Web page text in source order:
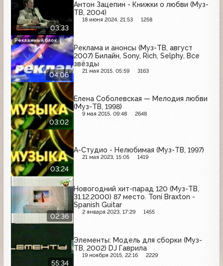
03:33
Антон Зацепин - Книжки о любви (Муз-
ТВ, 2004)
18 июня 2024, 21:53 1258
04:06
Реклама и анонсы (Муз-ТВ, август
2007) Билайн, Sony, Rich, Selphy, Все
звёзды
21 мая 2015, 05:59 3163
Рекламный блок
03:02
Елена Соболевская — Мелодия любви
(Муз-ТВ, 1998)
9 мая 2015, 09:48 2648
03:24
А-Студио - Нелюбимая (Муз-ТВ, 1997)
21 мая 2023, 15:05 1419
02:36
Новогодний хит-парад 120 (Муз-ТВ,
31.12.2000) 87 место. Toni Braxton -
Spanish Guitar
2 января 2023, 17:29 1455
55:34
Элементы: Модель для сборки (Муз-
ТВ, 2002) DJ Гаврила
19 ноября 2015, 22:16 2229